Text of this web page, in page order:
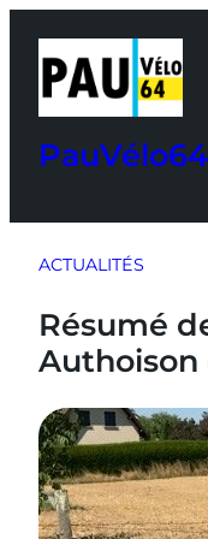
contenu
PauVélo64
ACTUALITÉS
Résumé
Authoison